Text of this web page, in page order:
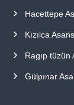
Hacettepe
Kızılca
Ragıp tüzün
Gülpınar